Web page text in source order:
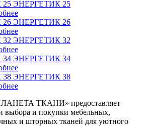
ЭНЕРГЕТИК 25
ЭНЕРГЕТИК 26
ЭНЕРГЕТИК 32
ЭНЕРГЕТИК 34
ЭНЕРГЕТИК 38
ТКАНИ» предоставляет
выбора и покупки мебельных,
и шторных тканей для уютного